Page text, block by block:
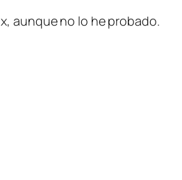
aunque no lo he probado.